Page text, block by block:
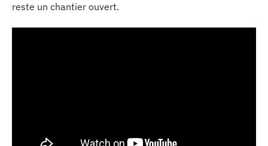
reste un chantier ouvert.